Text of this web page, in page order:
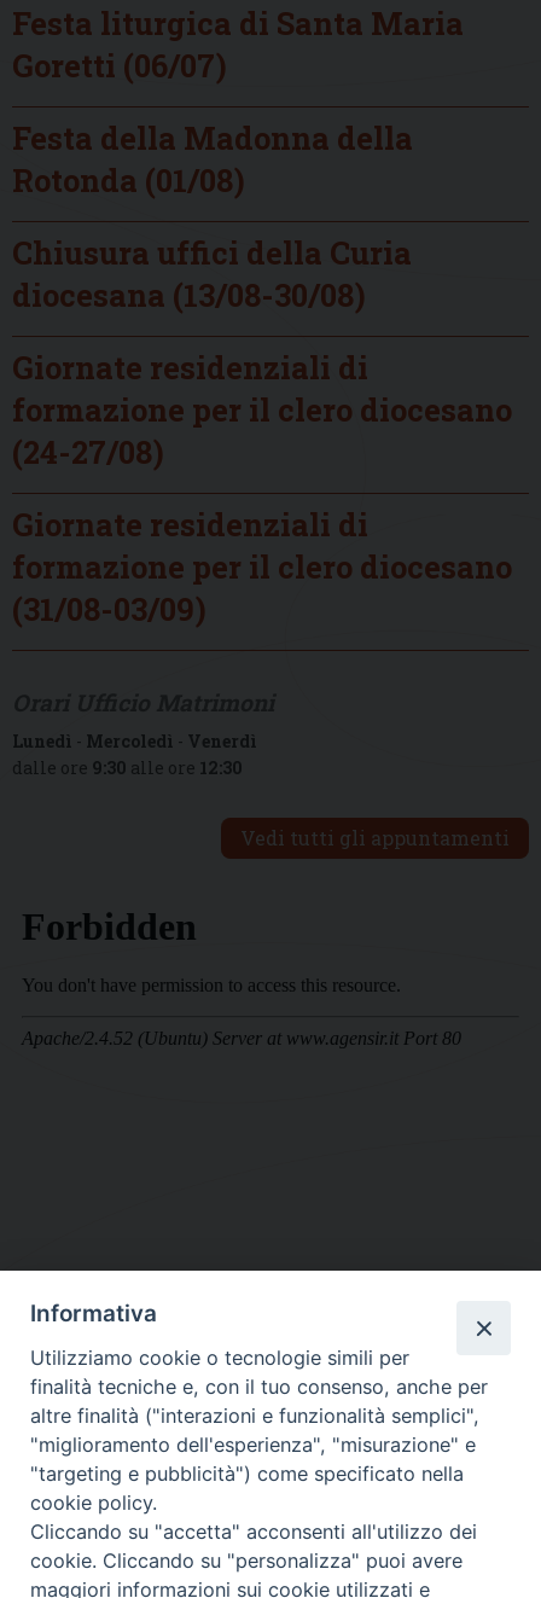
Festa liturgica di Santa Maria
Goretti (06/07)
Festa della Madonna della
Rotonda (01/08)
Chiusura uffici della Curia
diocesana (13/08-30/08)
Giornate residenziali di
formazione per il clero diocesano
(24-27/08)
Giornate residenziali di
formazione per il clero diocesano
(31/08-03/09)
Lunedì - Mercoledì - Venerdì
dalle ore 9:30 alle ore 12:30
Vedi tutti gli appuntamenti
DIOCESI SUBURBICARIA DI ALBANO
Contatti:Tel.: 06.93268401 - Fax.: 06.9323844
E-mail:curia@diocesidialbano.it
Orari: dal Lunedì al Venerdì Ore: 9:00 - 13:00
Lunedì, Mercoledì e Venerdì, Ore 9:30 - 12:30
Informativa
Utilizziamo cookie o tecnologie simili per
finalità tecniche e, con il tuo consenso, anche per
altre finalità ("interazioni e funzionalità semplici",
"miglioramento dell'esperienza", "misurazione" e
"targeting e pubblicità") come specificato nella
cookie policy.
Cliccando su "accetta" acconsenti all'utilizzo dei
cookie. Cliccando su "personalizza" puoi avere
maggiori informazioni sui cookie utilizzati e